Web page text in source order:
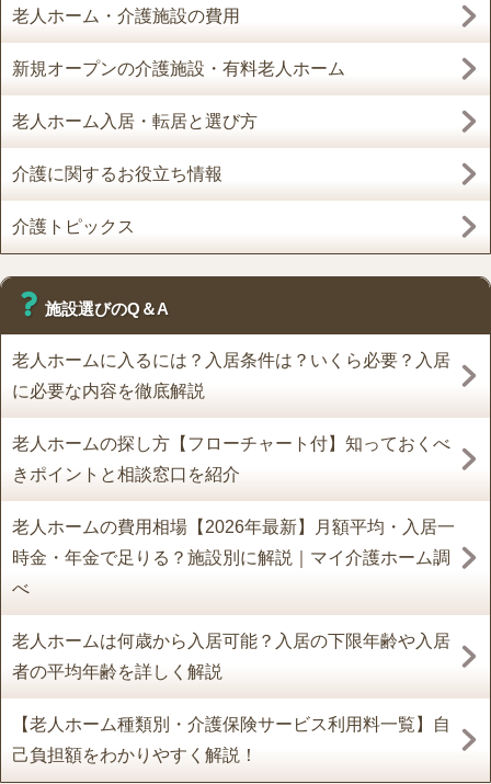
老人ホーム・介護施設の費用
新規オープンの介護施設・有料老人ホーム
老人ホーム入居・転居と選び方
介護に関するお役立ち情報
介護トピックス
施設選びのQ＆A
老人ホームに入るには？入居条件は？いくら必要？入居
に必要な内容を徹底解説
老人ホームの探し方【フローチャート付】知っておくべ
きポイントと相談窓口を紹介
老人ホームの費用相場【2026年最新】月額平均・入居一
時金・年金で足りる？施設別に解説｜マイ介護ホーム調
べ
老人ホームは何歳から入居可能？入居の下限年齢や入居
者の平均年齢を詳しく解説
【老人ホーム種類別・介護保険サービス利用料一覧】自
己負担額をわかりやすく解説！